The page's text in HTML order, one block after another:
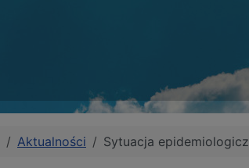
Aktualności Sytuacja